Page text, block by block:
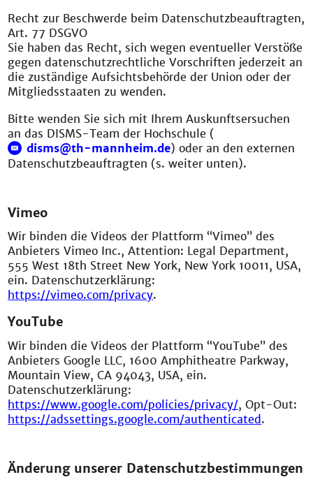
Recht zur Beschwerde beim Datenschutzbeauftragten,
Art. 77 DSGVO
Sie haben das Recht, sich wegen eventueller Verstöße
gegen datenschutzrechtliche Vorschriften jederzeit an
die zuständige Aufsichtsbehörde der Union oder der
Mitgliedsstaaten zu wenden.
Bitte wenden Sie sich mit Ihrem Auskunftsersuchen
an das DISMS-Team der Hochschule (
disms@th-mannheim.de) oder an den externen
Datenschutzbeauftragten (s. weiter unten).
Vimeo
Wir binden die Videos der Plattform “Vimeo” des
Anbieters Vimeo Inc., Attention: Legal Department,
555 West 18th Street New York, New York 10011, USA,
ein. Datenschutzerklärung:
https://vimeo.com/privacy.
YouTube
Wir binden die Videos der Plattform “YouTube” des
Anbieters Google LLC, 1600 Amphitheatre Parkway,
Mountain View, CA 94043, USA, ein.
Datenschutzerklärung:
https://www.google.com/policies/privacy/, Opt-Out:
https://adssettings.google.com/authenticated.
Änderung unserer Datenschutzbestimmungen